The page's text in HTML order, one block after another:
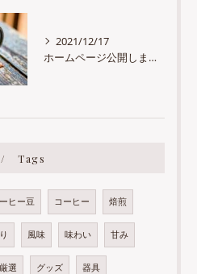
2021/12/17
ホームページ公開しました。
Tags
ヒー豆 コーヒー 焙煎
風味 味わい 甘み
厳選 グッズ 器具